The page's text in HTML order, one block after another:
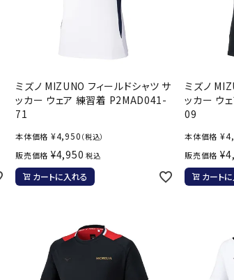
ウォーキング
メンズウォーキングシューズ
ウィメンズウォーキングシューズ
その他アクセサリー
ミズノ MIZUNO フィールドシャツ サ
ッカー ウェア 練習着 P2MAD041-
71
本体価格 ¥4,950 （税込）
販売価格 ¥4,950 税込
カートに入れる
ミズノ
ッカー ウ
09
本体価格 ¥
販売価格 ¥
カート